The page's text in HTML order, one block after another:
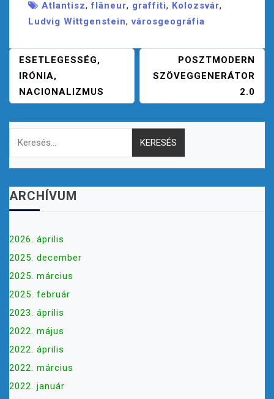
Atlantisz,flâneur, graffiti, Kolozsvár,
Ludvig Wittgenstein,városgeográfia
B
E
J
E
G
Y
Z
É
N
A
I
G
C
I
Ó
ESETLEGESSÉG,
IRÓNIA,
NACIONALIZMUS
POSZTMODERN
SZÖVEGGENERÁTOR
2.0
Keresés:
ARCHÍVUM
2026. április
2025. december
2025. március
2025. február
2023. április
2022. május
2022. április
2022. március
2022. január